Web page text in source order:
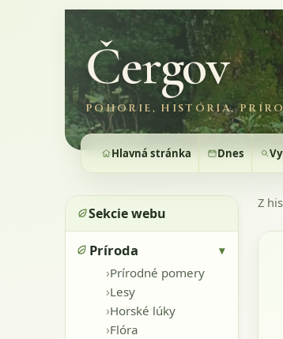
Čergov
POHORIE, HISTÓRIA,
Hlavná stránka Dnes
Sekcie webu
Príroda ▾
›Prírodné pomery
›Lesy
›Horské lúky
›Flóra
Z